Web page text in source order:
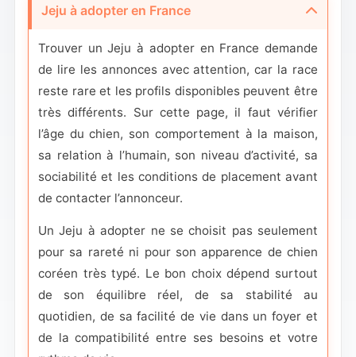
Jeju à adopter en France
Trouver un Jeju à adopter en France demande
de lire les annonces avec attention, car la race
reste rare et les profils disponibles peuvent être
très différents. Sur cette page, il faut vérifier
l’âge du chien, son comportement à la maison,
sa relation à l’humain, son niveau d’activité, sa
sociabilité et les conditions de placement avant
de contacter l’annonceur.
Un Jeju à adopter ne se choisit pas seulement
pour sa rareté ni pour son apparence de chien
coréen très typé. Le bon choix dépend surtout
de son équilibre réel, de sa stabilité au
quotidien, de sa facilité de vie dans un foyer et
de la compatibilité entre ses besoins et votre